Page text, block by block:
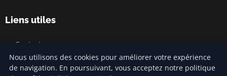
Liens utiles
Contact
Nous utilisons des cookies pour améliorer votre expérience
de navigation. En poursuivant, vous acceptez notre politique